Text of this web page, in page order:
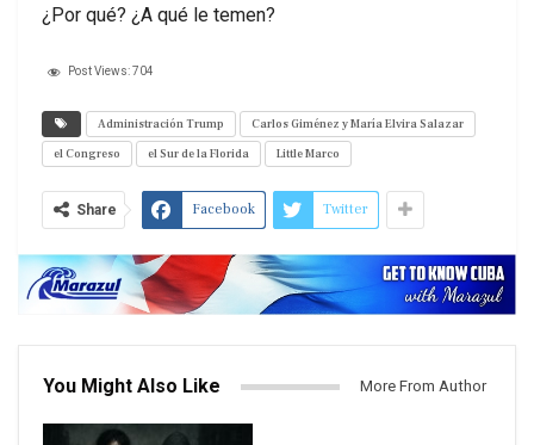
¿Por qué? ¿A qué le temen?
Post Views:704
Administración Trump
Carlos Giménez y María Elvira Salazar
el Congreso
el Sur de la Florida Little Marco
Share Facebook Twitter
You Might Also Like More From Author